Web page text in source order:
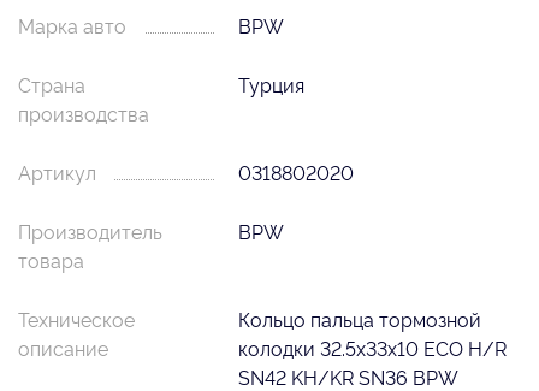
Марка авто BPW
Страна
производства
Турция
Артикул 0318802020
Производитель
товара
BPW
Техническое
описание
Кольцо пальца тормозной
колодки 32.5x33x10 ECO H/R
SN42 KH/KR SN36 BPW